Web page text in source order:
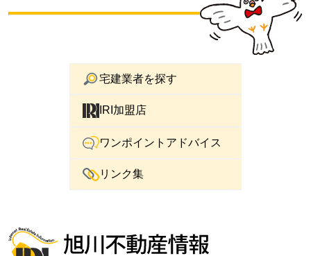
宅建業者を探す
IRI加盟店
ワンポイントアドバイス
リンク集